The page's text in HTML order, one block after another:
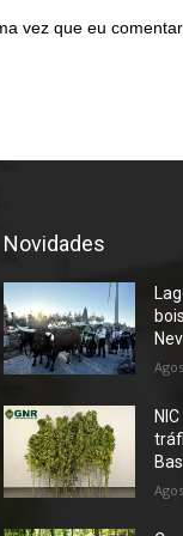
vez que eu comentar.
Novidades